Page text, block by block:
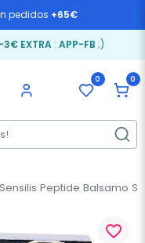
pedidos +65€
-3€ EXTRA: APP-FB ;)
0 0
Sensilis Peptide Balsamo
favorite_border